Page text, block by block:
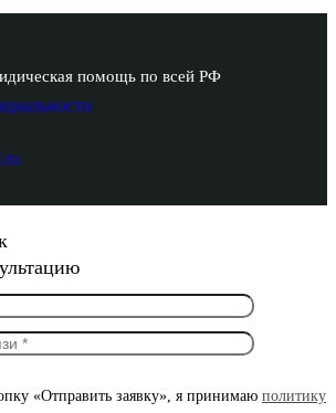
помощь по всей РФ
«Отправить заявку», я принимаю политику